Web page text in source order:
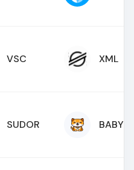
VSC XML
SUDOR